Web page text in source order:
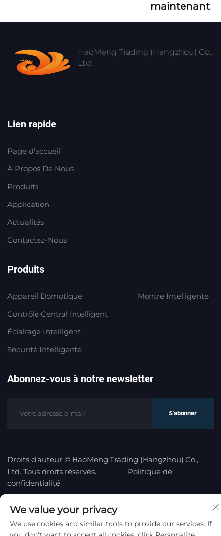
maintenant
HaoMeng Trading (Hangzhou) Co.,
Ltd.
Lien rapide
Page d'accueil
À Propos De Nous
Produits
Application
Actualités
Contactez-Nous
Produits
Appareil Domotique
Contrôle Central Intelligent
Éclairage Intelligent
Sécurité Intelligente
Montre Intelligente
Abonnez-vous à notre newsletter
S'abonner
Droits d'auteur © HaoMeng Trading (Hangzhou) Co.,
Ltd. Tous droits réservés.
Politique de
confidentialité
Remonter en haut
We value your privacy
We use cookies and similar tools to provide our services. If